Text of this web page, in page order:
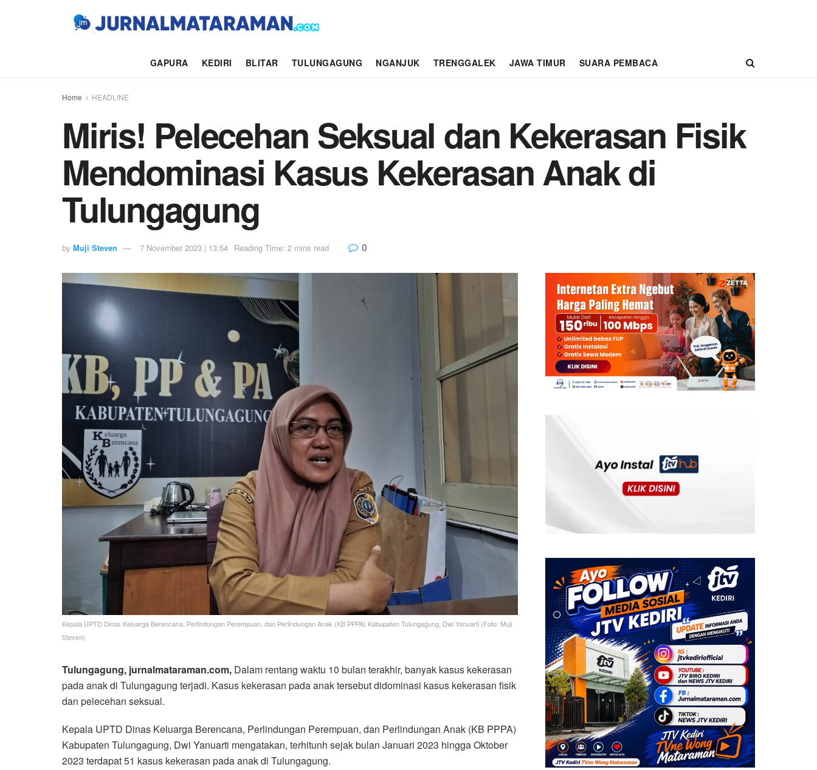
GAPURA KEDIRI BLITAR TULUNGAGUNG NGANJUK TRENGGALEK JAWA TIMUR SUARA PEMBACA
Home HEADLINE
Miris! Pelecehan Seksual dan Kekerasan Fisik
Mendominasi Kasus Kekerasan Anak di
Tulungagung
by Muji Steven 7 November 2023 | 13:54 Reading Time: 2 mins read 0
Kepala UPTD Dinas Keluarga Berencana, Perlindungan Perempuan, dan Perlindungan Anak (KB PPPA) Kabupaten Tulungagung, Dwi Yanuarti (Foto: Muji
Steven)
Tulungagung, jurnalmataraman.com, Dalam rentang waktu 10 bulan terakhir, banyak kasus kekerasan
pada anak di Tulungagung terjadi. Kasus kekerasan pada anak tersebut didominasi kasus kekerasan fisik
dan pelecehan seksual.
Kepala UPTD Dinas Keluarga Berencana, Perlindungan Perempuan, dan Perlindungan Anak (KB PPPA)
Kabupaten Tulungagung, Dwi Yanuarti mengatakan, terhitunh sejak bulan Januari 2023 hingga Oktober
2023 terdapat 51 kasus kekerasan pada anak di Tulungagung.